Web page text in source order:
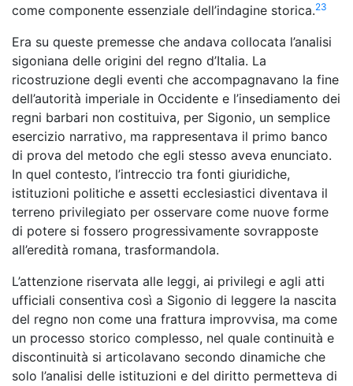
come componente essenziale dell’indagine storica.23
Era su queste premesse che andava collocata l’analisi
sigoniana delle origini del regno d’Italia. La
ricostruzione degli eventi che accompagnavano la fine
dell’autorità imperiale in Occidente e l’insediamento dei
regni barbari non costituiva, per Sigonio, un semplice
esercizio narrativo, ma rappresentava il primo banco
di prova del metodo che egli stesso aveva enunciato.
In quel contesto, l’intreccio tra fonti giuridiche,
istituzioni politiche e assetti ecclesiastici diventava il
terreno privilegiato per osservare come nuove forme
di potere si fossero progressivamente sovrapposte
all’eredità romana, trasformandola.
L’attenzione riservata alle leggi, ai privilegi e agli atti
ufficiali consentiva così a Sigonio di leggere la nascita
del regno non come una frattura improvvisa, ma come
un processo storico complesso, nel quale continuità e
discontinuità si articolavano secondo dinamiche che
solo l’analisi delle istituzioni e del diritto permetteva di